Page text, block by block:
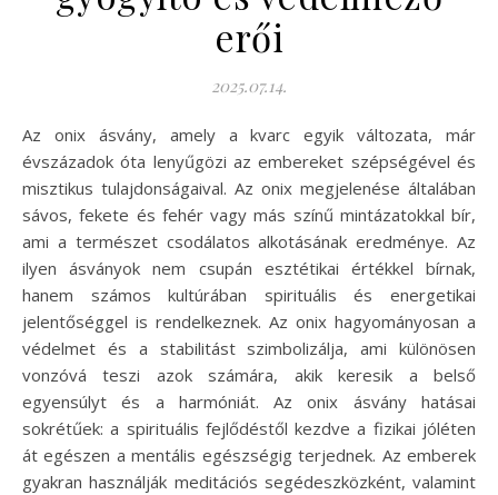
erői
2025.07.14.
Az onix ásvány, amely a kvarc egyik változata, már
évszázadok óta lenyűgözi az embereket szépségével és
misztikus tulajdonságaival. Az onix megjelenése általában
sávos, fekete és fehér vagy más színű mintázatokkal bír,
ami a természet csodálatos alkotásának eredménye. Az
ilyen ásványok nem csupán esztétikai értékkel bírnak,
hanem számos kultúrában spirituális és energetikai
jelentőséggel is rendelkeznek. Az onix hagyományosan a
védelmet és a stabilitást szimbolizálja, ami különösen
vonzóvá teszi azok számára, akik keresik a belső
egyensúlyt és a harmóniát. Az onix ásvány hatásai
sokrétűek: a spirituális fejlődéstől kezdve a fizikai jóléten
át egészen a mentális egészségig terjednek. Az emberek
gyakran használják meditációs segédeszközként, valamint